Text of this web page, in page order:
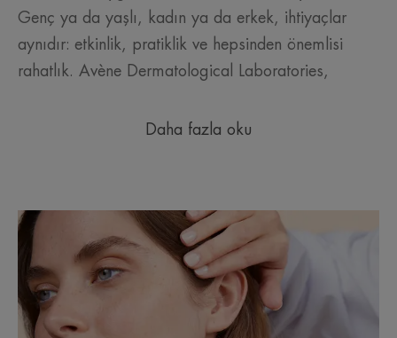
Genç ya da yaşlı, kadın ya da erkek, ihtiyaçlar
aynıdır: etkinlik, pratiklik ve hepsinden önemlisi
rahatlık. Avène Dermatological Laboratories,
Daha fazla oku